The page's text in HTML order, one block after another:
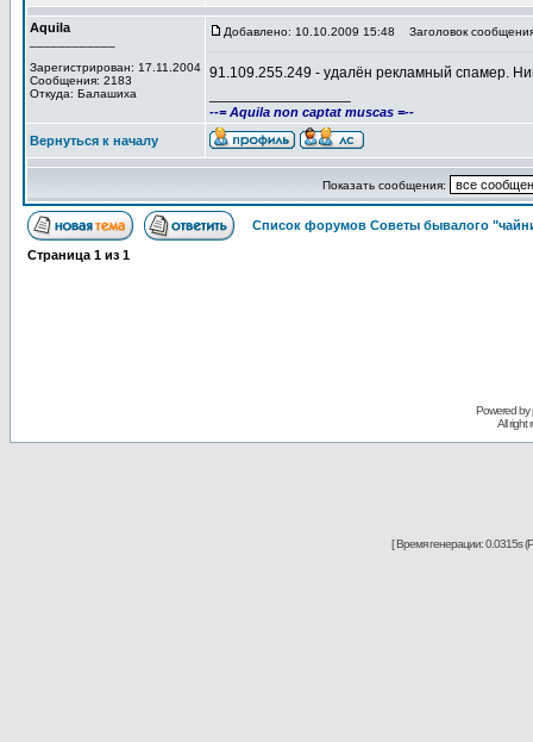
Aquila
Зарегистрирован: 17.11.2004
Сообщения: 2183
Откуда: Балашиха
Добавлено: 10.10.2009 15:48 Заголовок
91.109.255.249 - удалён рекламный спамер.
--= Aquila non captat muscas =--
Вернуться к началу
Показать сообщения:
Список форумов Советы бывалого
Страница 1 из 1
Powered
All right
[ Время генерации: 0.0315s